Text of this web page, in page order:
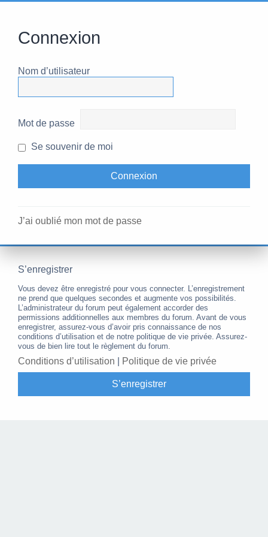
Connexion
Nom d’utilisateur
Mot de passe
Se souvenir de moi
J’ai oublié mon mot de passe
S’enregistrer
Vous devez être enregistré pour vous connecter. L’enregistrement
ne prend que quelques secondes et augmente vos possibilités.
L’administrateur du forum peut également accorder des
permissions additionnelles aux membres du forum. Avant de vous
enregistrer, assurez-vous d’avoir pris connaissance de nos
conditions d’utilisation et de notre politique de vie privée. Assurez-
vous de bien lire tout le règlement du forum.
Conditions d’utilisation Politique de vie privée
S’enregistrer